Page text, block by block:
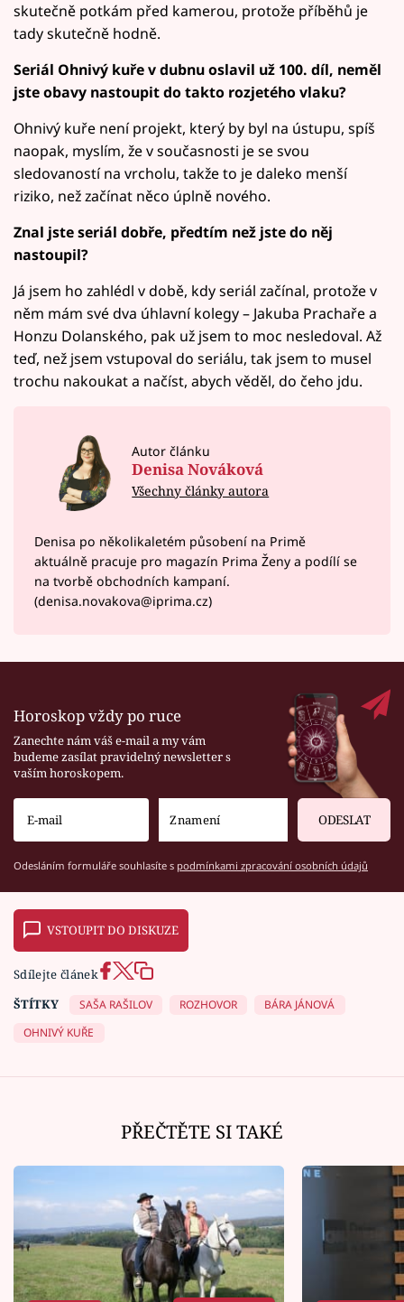
skutečně potkám před kamerou, protože příběhů je
tady skutečně hodně.
Seriál Ohnivý kuře v dubnu oslavil už 100. díl, neměl
jste obavy nastoupit do takto rozjetého vlaku?
Ohnivý kuře není projekt, který by byl na ústupu, spíš
naopak, myslím, že v současnosti je se svou
sledovaností na vrcholu, takže to je daleko menší
riziko, než začínat něco úplně nového.
Znal jste seriál dobře, předtím než jste do něj
nastoupil?
Já jsem ho zahlédl v době, kdy seriál začínal, protože v
něm mám své dva úhlavní kolegy – Jakuba Prachaře a
Honzu Dolanského, pak už jsem to moc nesledoval. Až
teď, než jsem vstupoval do seriálu, tak jsem to musel
trochu nakoukat a načíst, abych věděl, do čeho jdu.
Autor článku
Denisa Nováková
Všechny články autora
Denisa po několikaletém působení na Primě
aktuálně pracuje pro magazín Prima Ženy a podílí se
na tvorbě obchodních kampaní.
(denisa.novakova@iprima.cz)
Horoskop vždy po ruce
Zanechte nám váš e-mail a my vám
budeme zasílat pravidelný newsletter s
vaším horoskopem.
ODESLAT
Odesláním formuláře souhlasíte s podmínkami zpracování osobních údajů
VSTOUPIT DO DISKUZE
Sdílejte článek
ŠTÍTKY
SAŠA RAŠILOV ROZHOVOR
BÁRA JÁNOVÁ
OHNIVÝ KUŘE
PŘEČTĚTE SI TAKÉ